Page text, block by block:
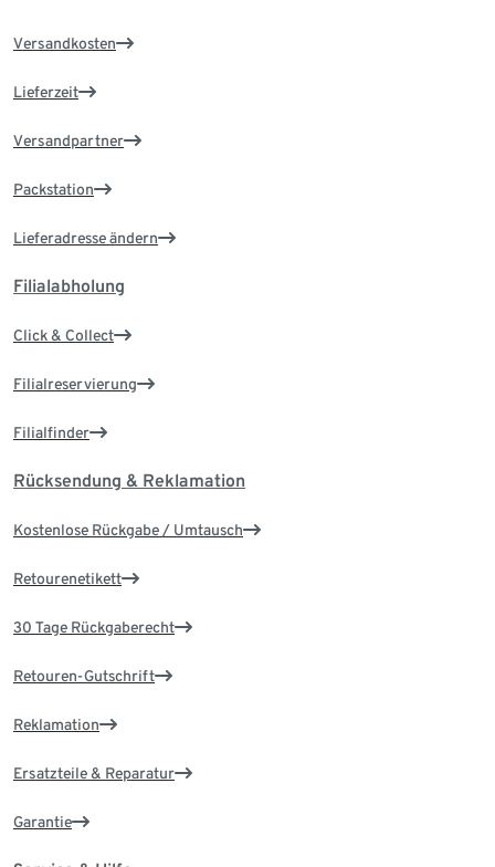
Versandkosten
Lieferzeit
Versandpartner
Packstation
Lieferadresse ändern
Filialabholung
Click & Collect
Filialreservierung
Filialfinder
Rücksendung & Reklamation
Kostenlose Rückgabe / Umtausch
Retourenetikett
30 Tage Rückgaberecht
Retouren-Gutschrift
Reklamation
Ersatzteile & Reparatur
Garantie